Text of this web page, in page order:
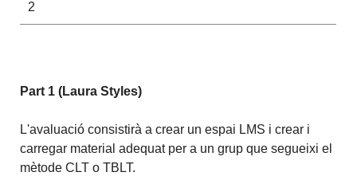
2
Part 1 (Laura Styles)
L'avaluació consistirà a crear un espai LMS i crear i
carregar material adequat per a un grup que segueixi el
mètodeCLT oTBLT.